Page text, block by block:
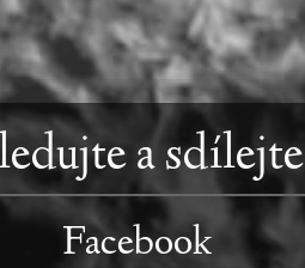
a sdílejte
Facebook